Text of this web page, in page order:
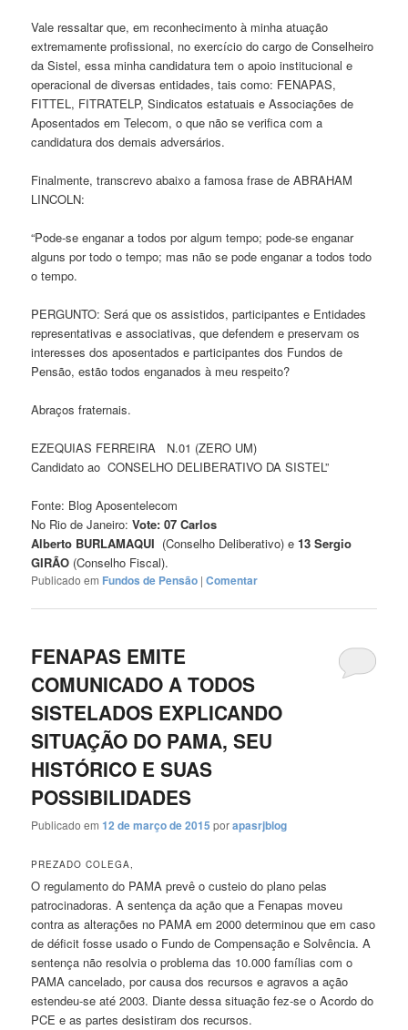
Vale ressaltar que, em reconhecimento à minha atuação
extremamente profissional, no exercício do cargo de Conselheiro
da Sistel, essa minha candidatura tem o apoio institucional e
operacional de diversas entidades, tais como: FENAPAS,
FITTEL, FITRATELP, Sindicatos estatuais e Associações de
Aposentados em Telecom, o que não se verifica com a
candidatura dos demais adversários.
Finalmente, transcrevo abaixo a famosa frase de ABRAHAM
LINCOLN:
“Pode-se enganar a todos por algum tempo; pode-se enganar
alguns por todo o tempo; mas não se pode enganar a todos todo
o tempo.
PERGUNTO: Será que os assistidos, participantes e Entidades
representativas e associativas, que defendem e preservam os
interesses dos aposentados e participantes dos Fundos de
Pensão, estão todos enganados à meu respeito?
Abraços fraternais.
EZEQUIAS FERREIRA N.01 (ZERO UM)
Candidato ao CONSELHO DELIBERATIVO DA SISTEL”
Fonte: Blog Aposentelecom
No Rio de Janeiro: Vote: 07 Carlos
Alberto BURLAMAQUI (Conselho Deliberativo) e13 Sergio
GIRÃO (Conselho Fiscal).
Publicado em Fundos de Pensão |Comentar
FENAPAS EMITE
COMUNICADO A TODOS
SISTELADOS EXPLICANDO
SITUAÇÃO DO PAMA, SEU
HISTÓRICO E SUAS
POSSIBILIDADES
Publicado em12 de março de 2015 porapasrjblog
PREZADO COLEGA,
O regulamento do PAMA prevê o custeio do plano pelas
patrocinadoras. A sentença da ação que a Fenapas moveu
contra as alterações no PAMA em 2000 determinou que em caso
de déficit fosse usado o Fundo de Compensação e Solvência. A
sentença não resolvia o problema das 10.000 famílias com o
PAMA cancelado, por causa dos recursos e agravos a ação
estendeu-se até 2003. Diante dessa situação fez-se o Acordo do
PCE e as partes desistiram dos recursos.